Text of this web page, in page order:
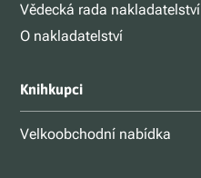
Vědecká rada nakladatelství
O nakladatelství
Knihkupci
Velkoobchodní nabídka